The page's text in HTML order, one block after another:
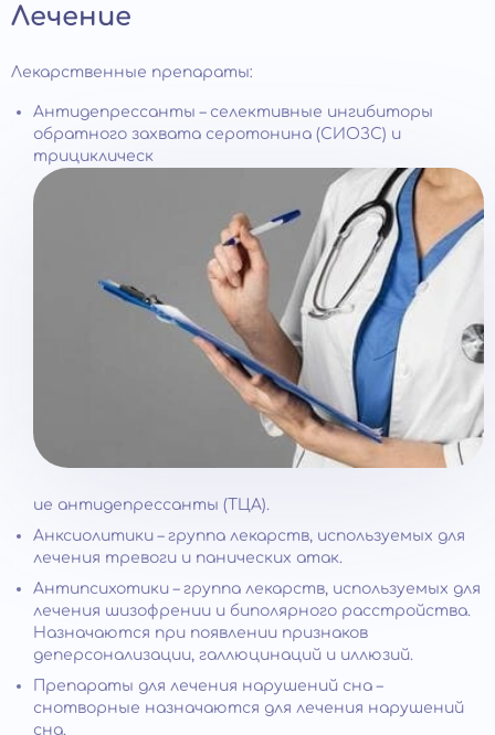
Лечение
Лекарственные препараты:
Антидепрессанты – селективные ингибиторы
обратного захвата серотонина (СИОЗС) и
трициклическ
ие антидепрессанты (ТЦА).
Анксиолитики – группа лекарств, используемых для
лечения тревоги и панических атак.
Антипсихотики – группа лекарств, используемых для
лечения шизофрении и биполярного расстройства.
Назначаются при появлении признаков
деперсонализации, галлюцинаций и иллюзий.
Препараты для лечения нарушений сна –
снотворные назначаются для лечения нарушений
сна.